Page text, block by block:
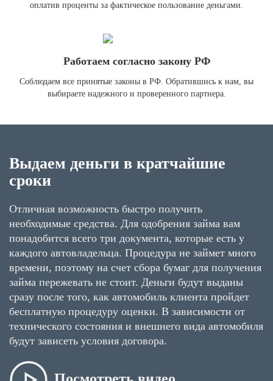
оплатив проценты за фактическое пользование деньгами.
Работаем согласно закону РФ
Соблюдаем все принятые законы в РФ. Обратившись к нам, вы
выбираете надежного и проверенного партнера.
Выдаем деньги в кратчайшие
сроки
Отличная возможность быстро получить
необходимые средства. Для одобрения займа вам
понадобится всего три документа, которые есть у
каждого автовладельца. Процедура не займет много
времени, поэтому на счет сбора бумаг для получения
займа пережевать не стоит. Деньги будут выданы
сразу после того, как автомобиль клиента пройдет
бесплатную процедуру оценки. В зависимости от
технического состояния и внешнего вида автомобиля
будут зависеть условия договора.